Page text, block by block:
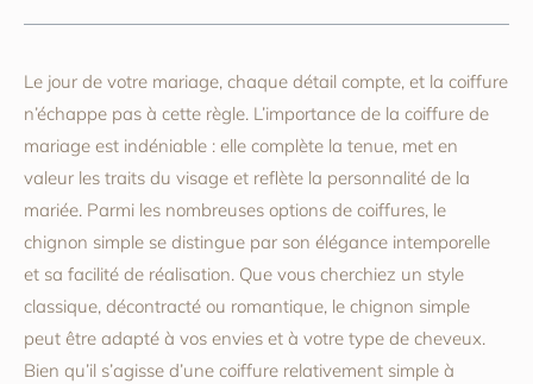
Le jour de votre mariage, chaque détail compte, et la coiffure
n’échappe pas à cette règle. L’importance de la coiffure de
mariage est indéniable : elle complète la tenue, met en
valeur les traits du visage et reflète la personnalité de la
mariée. Parmi les nombreuses options de coiffures, le
chignon simple se distingue par son élégance intemporelle
et sa facilité de réalisation. Que vous cherchiez un style
classique, décontracté ou romantique, le chignon simple
peut être adapté à vos envies et à votre type de cheveux.
Bien qu’il s’agisse d’une coiffure relativement simple à